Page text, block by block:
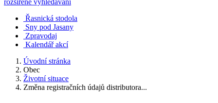
rozšířené vyhledávání
Řasnická stodola
Sny pod Jasany
Zpravodaj
Kalendář akcí
Úvodní stránka
Obec
Životní situace
Změna registračních údajů distributora...